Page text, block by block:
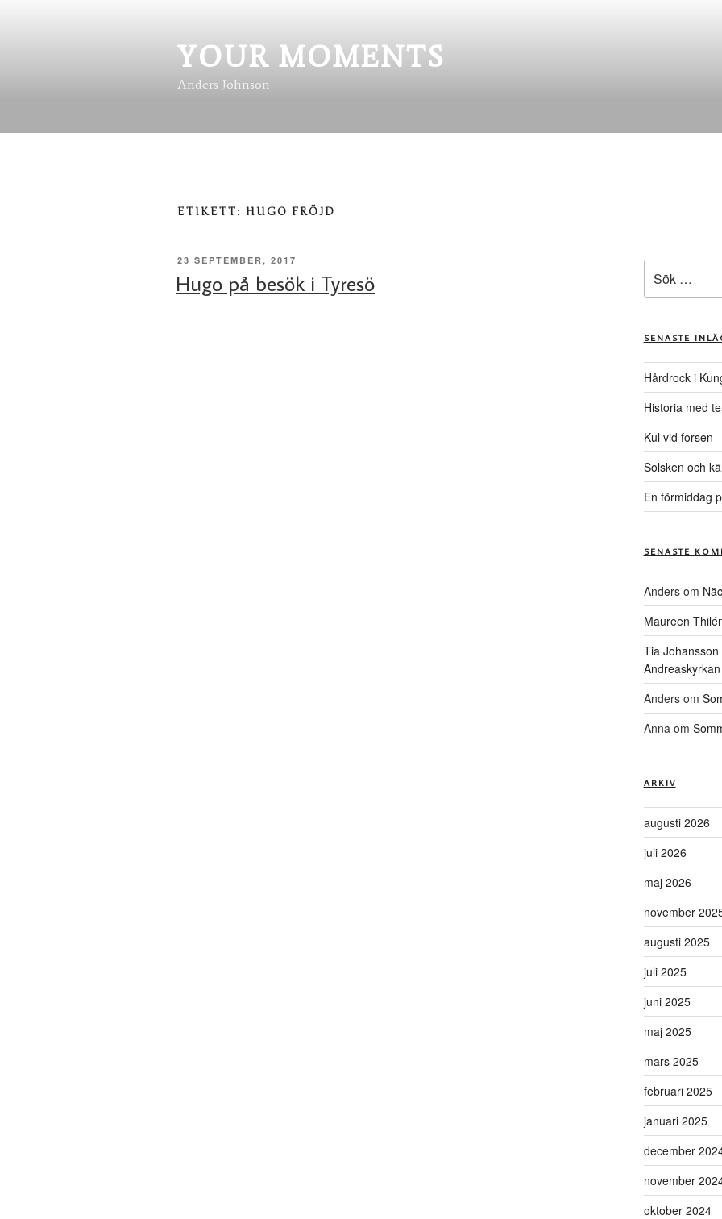
YOUR MOMENTS
Anders Johnson
ETIKETT: HUGO FRÖJD
PUBLICERAT
23 SEPTEMBER, 2017
Hugo på besök i Tyresö
efter:
SENASTE
Hårdrock i
Historia med
Kul vid forsen
Solsken och
En förmiddag
SENASTE
Andersom
Maureen
Tia Johansson
Andreaskyrkan
Andersom
Anna om
ARKIV
augusti 2026
juli 2026
maj 2026
november
augusti 2025
juli 2025
juni 2025
maj 2025
mars 2025
februari 2025
januari 2025
december
november
oktober 2024